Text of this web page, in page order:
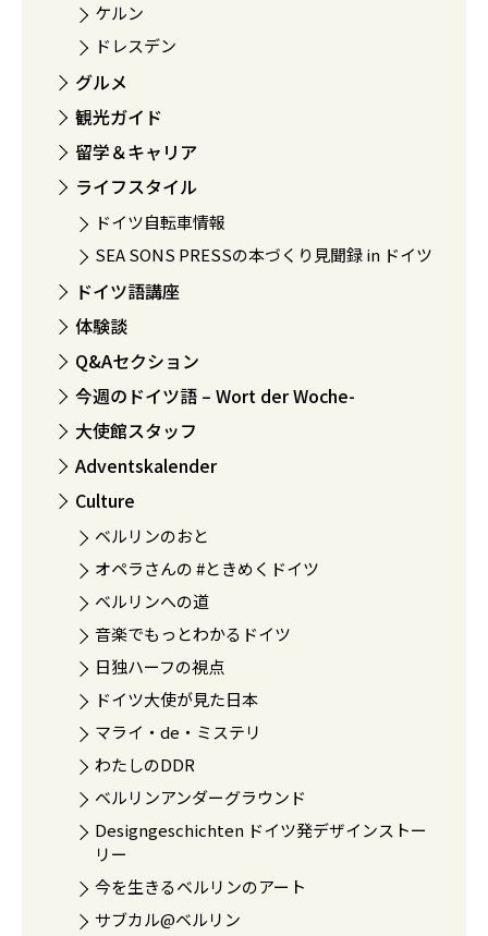
ケルン
ドレスデン
グルメ
観光ガイド
留学＆キャリア
ライフスタイル
ドイツ自転車情報
SEA SONS PRESSの本づくり見聞録 in ドイツ
ドイツ語講座
体験談
Q&Aセクション
今週のドイツ語 – Wort der Woche-
大使館スタッフ
Adventskalender
Culture
ベルリンのおと
オペラさんの #ときめくドイツ
ベルリンへの道
音楽でもっとわかるドイツ
日独ハーフの視点
ドイツ大使が見た日本
マライ・de・ミステリ
わたしのDDR
ベルリンアンダーグラウンド
Designgeschichten ドイツ発デザインストー
リー
今を生きるベルリンのアート
サブカル@ベルリン